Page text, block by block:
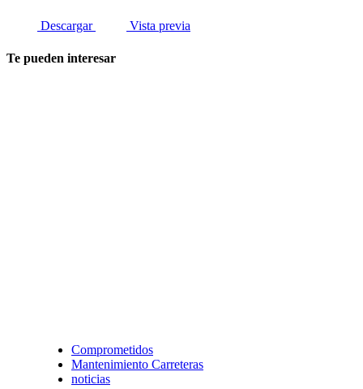
Descargar Vista previa
Te pueden interesar
Comprometidos
Mantenimiento Carreteras
noticias